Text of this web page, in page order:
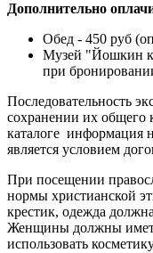
Дополнительно
Обед - 450 руб
Музей "Йошкин
при
Последовательность
сохранении их общего
каталоге информация
является условием
При посещении
нормы христианской
крестик, одежда
Женщины должны
использовать